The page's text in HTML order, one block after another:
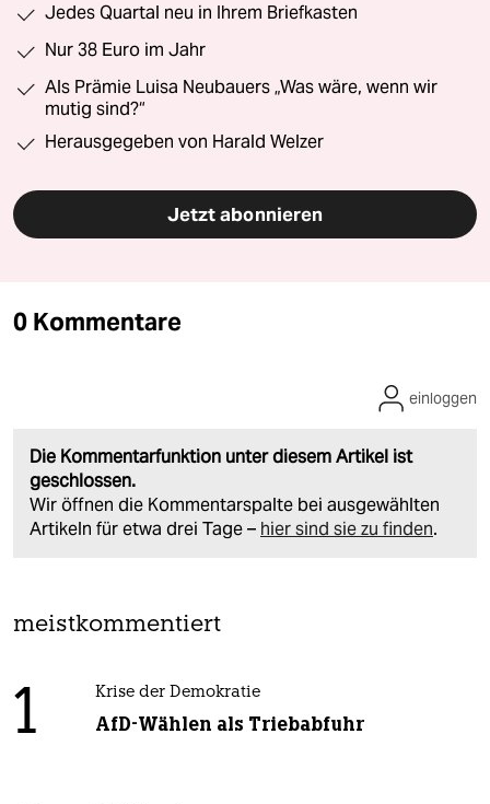
Jedes Quartal neu in Ihrem Briefkasten
Nur 38 Euro im Jahr
Als Prämie Luisa Neubauers „Was wäre, wenn wir
mutig sind?“
Herausgegeben von Harald Welzer
Jetzt abonnieren
0 Kommentare
Die Kommentarfunktion unter diesem Artikel ist
geschlossen.
Wir öffnen die Kommentarspalte bei ausgewählten
Artikeln für etwa drei Tage – hier sind sie zu finden.
einloggen
meistkommentiert
1 Krise der Demokratie
AfD-Wählen als Triebabfuhr